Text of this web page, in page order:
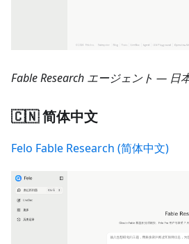
Fable Research エージェント — 日
🇨🇳 简体中文
Felo Fable Research (简体中文)